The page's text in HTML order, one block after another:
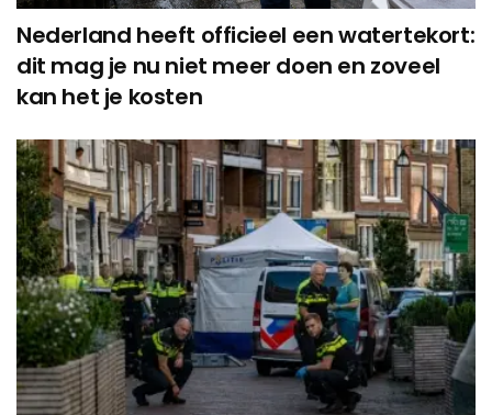
Nederland heeft officieel een watertekort:
dit mag je nu niet meer doen en zoveel
kan het je kosten